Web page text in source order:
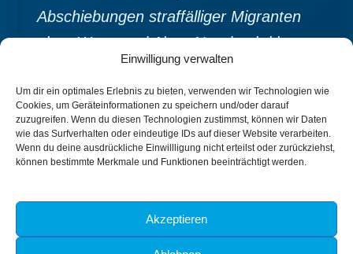
Einwilligung verwalten
Um dir ein optimales Erlebnis zu bieten, verwenden wir Technologien wie
Cookies, um Geräteinformationen zu speichern und/oder darauf
zuzugreifen. Wenn du diesen Technologien zustimmst, können wir Daten
wie das Surfverhalten oder eindeutige IDs auf dieser Website verarbeiten.
Wenn du deine ausdrückliche Einwillligung nicht erteilst oder zurückziehst,
können bestimmte Merkmale und Funktionen beeinträchtigt werden.
Akzeptieren
Abschiebungen straffälliger Migranten
ohne Wenn und Aber. Nur durch klare
Kante und ordnungspolitischer Härte
schaffen wir sichere Verhältnisse.“